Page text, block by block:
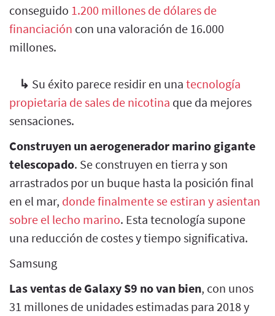
conseguido 1.200 millones de dólares de
financiación con una valoración de 16.000
millones.
↳ Su éxito parece residir en una tecnología
propietaria de sales de nicotina que da mejores
sensaciones.
Construyen un aerogenerador marino gigante
telescopado. Se construyen en tierra y son
arrastrados por un buque hasta la posición final
en el mar, donde finalmente se estiran y asientan
sobre el lecho marino. Esta tecnología supone
una reducción de costes y tiempo significativa.
Samsung
Las ventas de Galaxy S9 no van bien, con unos
31 millones de unidades estimadas para 2018 y